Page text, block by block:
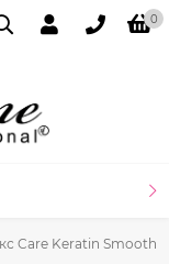
0
Care Keratin Smooth